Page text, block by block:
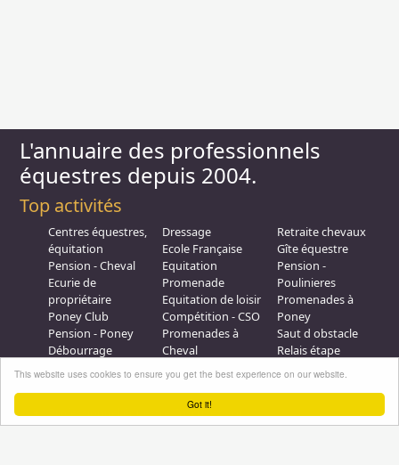
Got it!
This website uses cookies to ensure you get the best experience on our website.
L'annuaire des professionnels
équestres depuis 2004.
Top activités
Centres équestres,
équitation
Pension - Cheval
Ecurie de
propriétaire
Poney Club
Pension - Poney
Débourrage
Dressage
Ecole Française
Equitation
Promenade
Equitation de loisir
Compétition - CSO
Promenades à
Cheval
Galops - Equitation
Retraite chevaux
Gîte équestre
Pension -
Poulinieres
Promenades à
Poney
Saut d obstacle
Relais étape
Plus d'infos
Professionnel équestre, Inscrivez-vous !
Nous contacter